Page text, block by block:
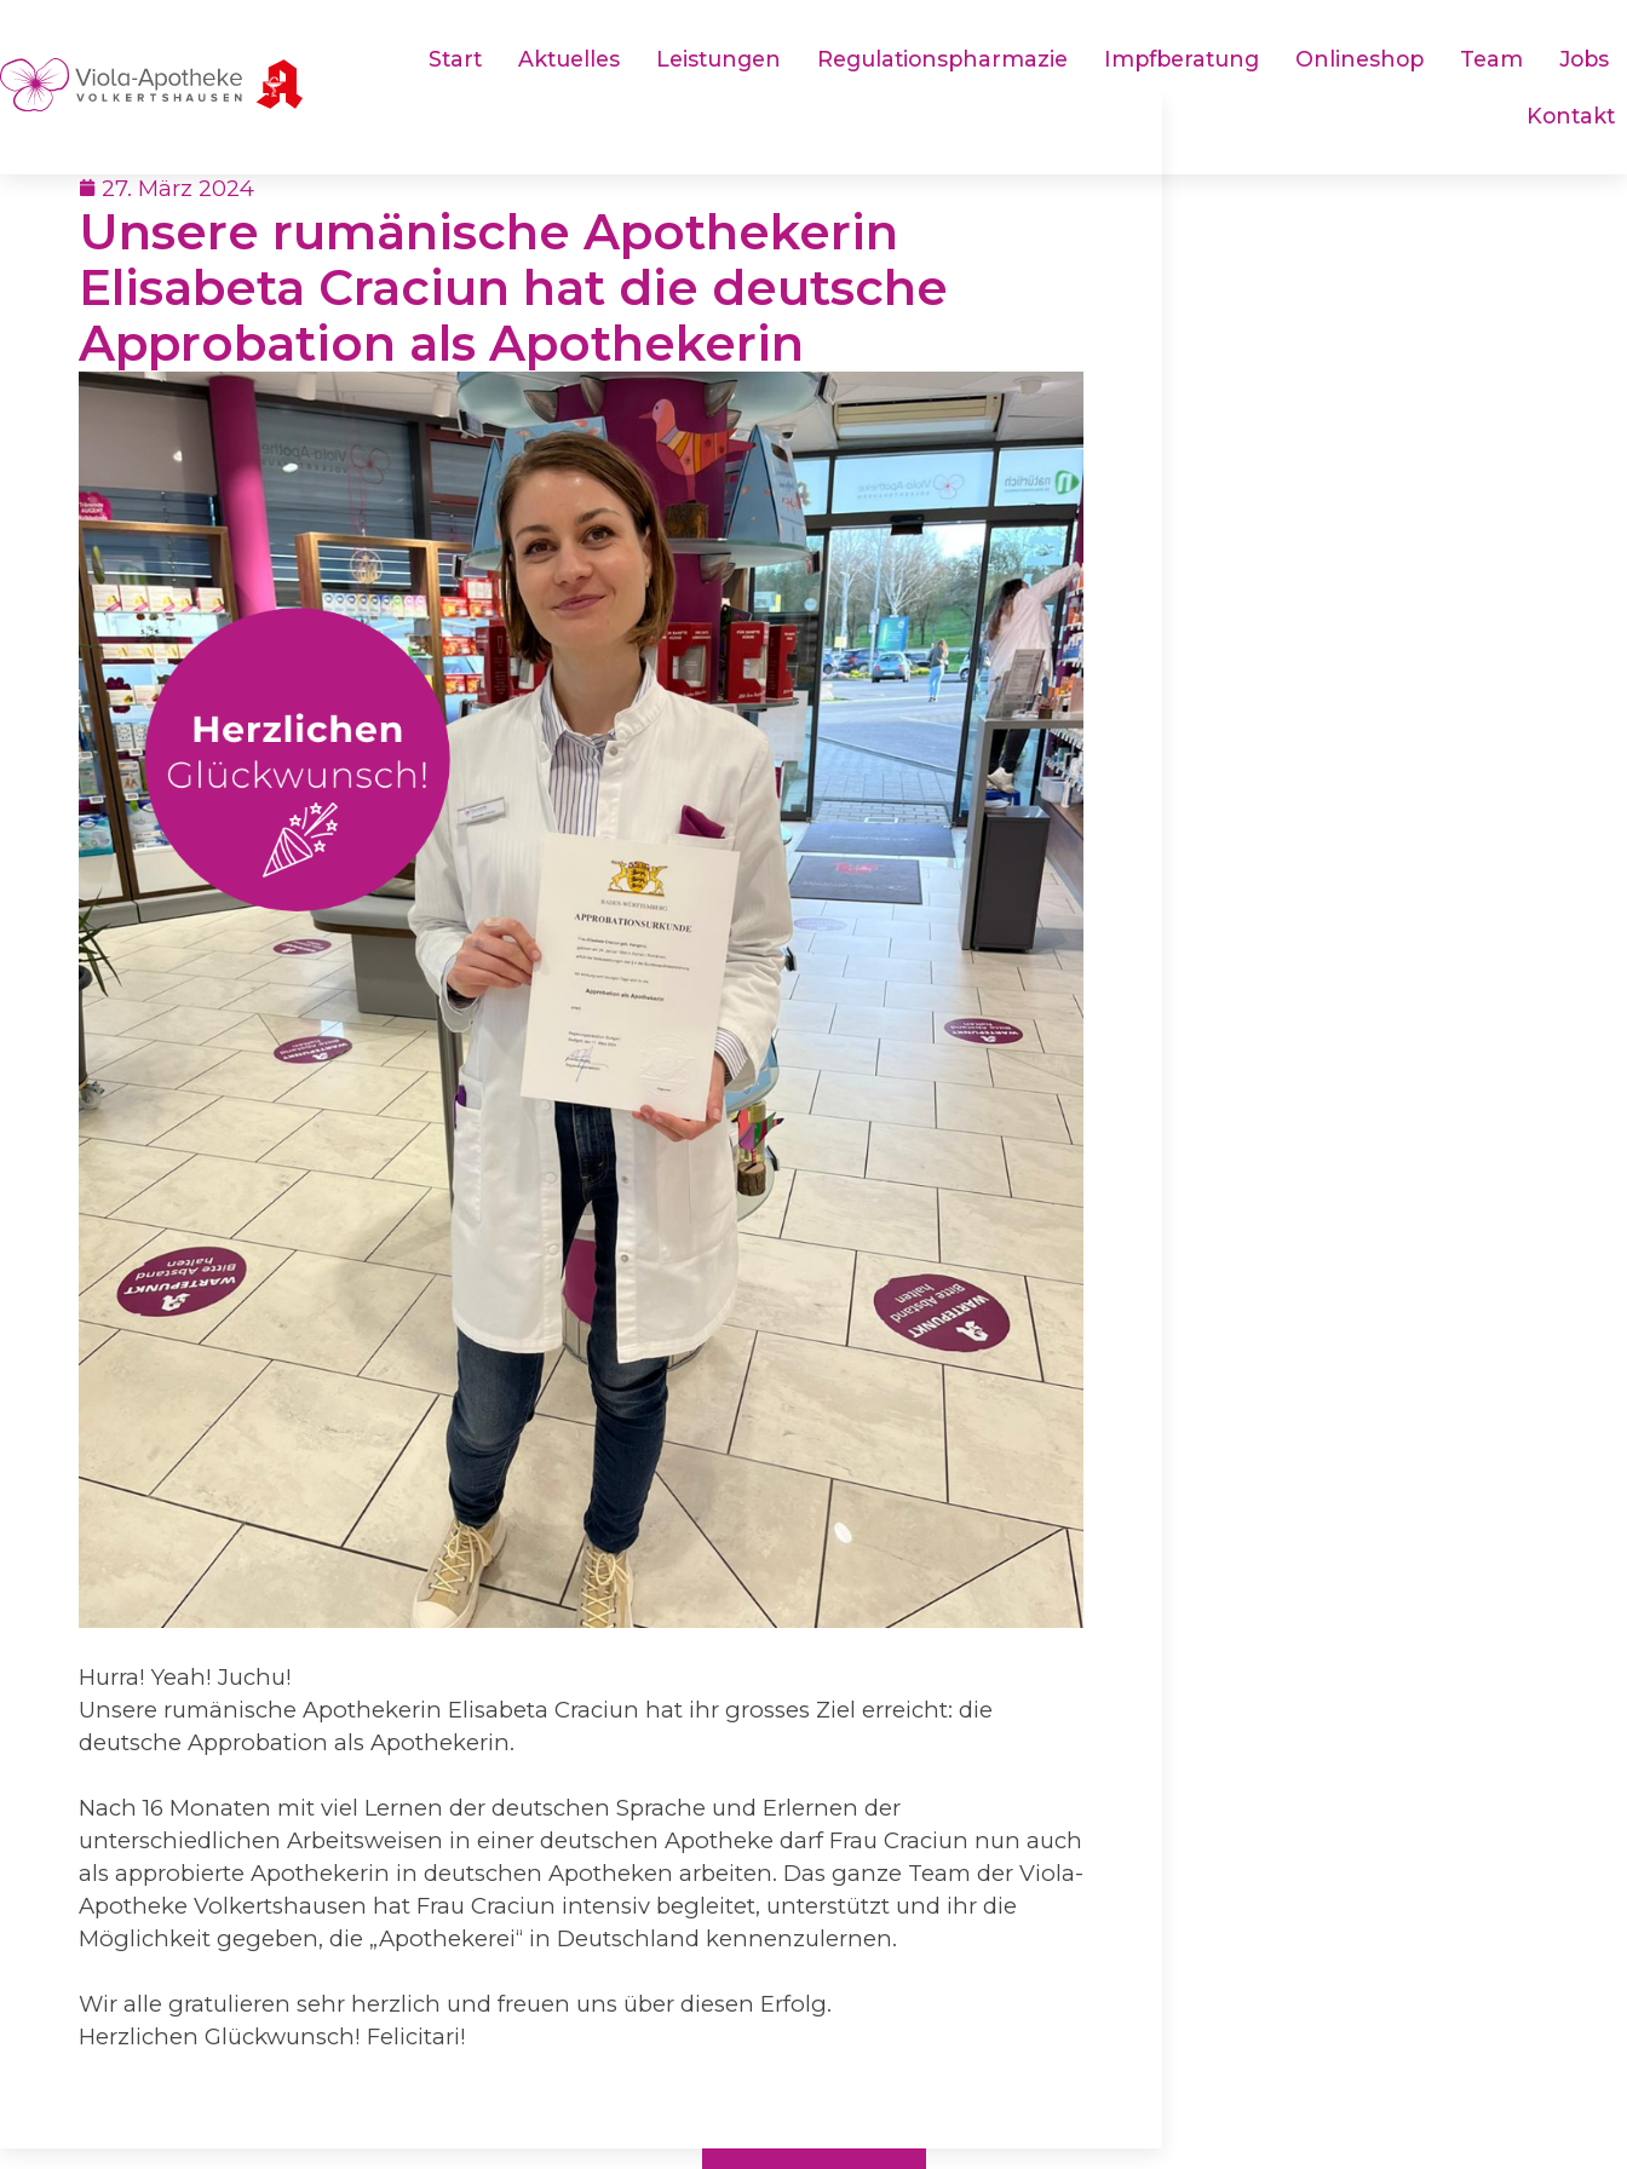
Start Aktuelles Leistungen Regulationspharmazie Impfberatung Onlineshop Team Jobs
Kontakt
27. März 2024
Unsere rumänische Apothekerin
Elisabeta Craciun hat die deutsche
Approbation als Apothekerin
Hurra! Yeah! Juchu!
Unsere rumänische Apothekerin Elisabeta Craciun hat ihr grosses Ziel erreicht: die
deutsche Approbation als Apothekerin.
Nach 16 Monaten mit viel Lernen der deutschen Sprache und Erlernen der
unterschiedlichen Arbeitsweisen in einer deutschen Apotheke darf Frau Craciun nun auch
als approbierte Apothekerin in deutschen Apotheken arbeiten. Das ganze Team der Viola-
Apotheke Volkertshausen hat Frau Craciun intensiv begleitet, unterstützt und ihr die
Möglichkeit gegeben, die „Apothekerei“ in Deutschland kennenzulernen.
Wir alle gratulieren sehr herzlich und freuen uns über diesen Erfolg.
Herzlichen Glückwunsch! Felicitari!